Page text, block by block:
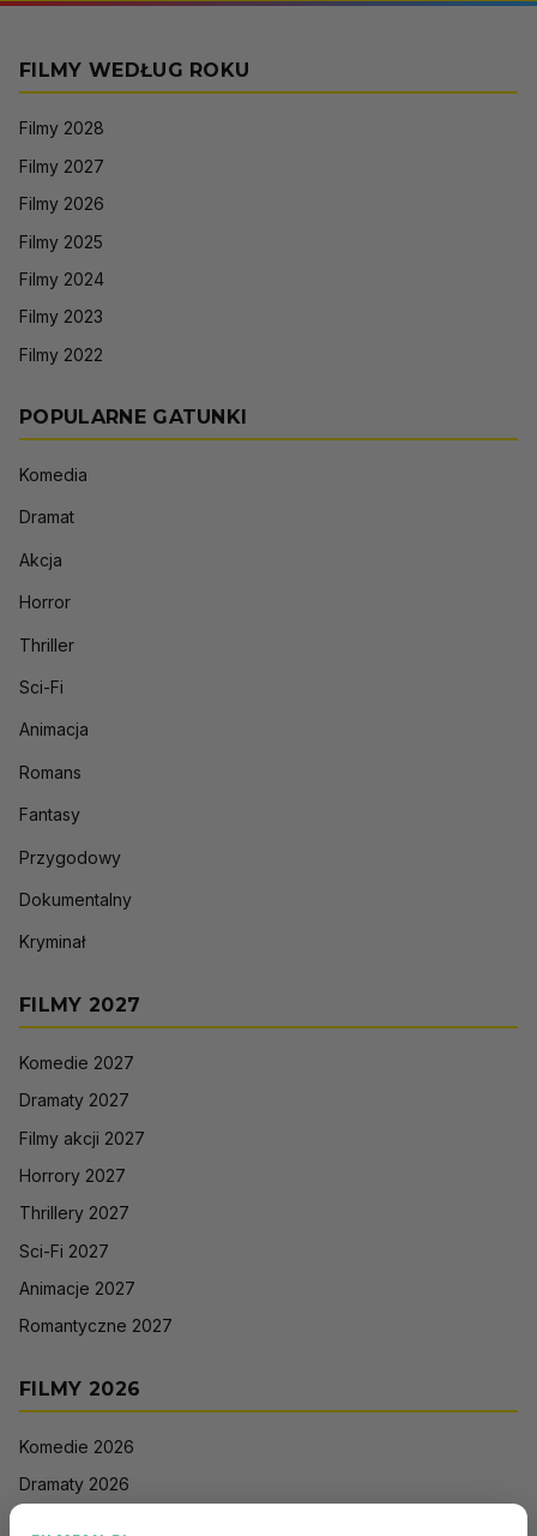
FILMY WEDŁUG ROKU
Filmy 2028
Filmy 2027
Filmy 2026
Filmy 2025
Filmy 2024
Filmy 2023
Filmy 2022
POPULARNE GATUNKI
Komedia
Dramat
Akcja
Horror
Thriller
Sci-Fi
Animacja
Romans
Fantasy
Przygodowy
Dokumentalny
Kryminał
FILMY 2027
Komedie 2027
Dramaty 2027
Filmy akcji 2027
Horrory 2027
Thrillery 2027
Sci-Fi 2027
Animacje 2027
Romantyczne 2027
FILMY 2026
Komedie 2026
Dramaty 2026